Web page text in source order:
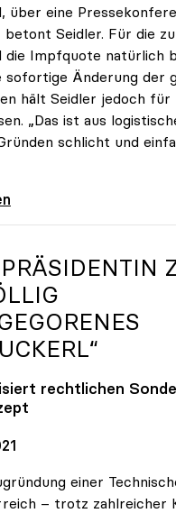
über eine
betont Seidler. Für die
die Impfquote natürlich
sofortige Änderung der
hält Seidler jedoch für
„Das ist aus
schlicht und
über hohe Impfquote,
rechtlichen
einer
– trotz zahlreicher